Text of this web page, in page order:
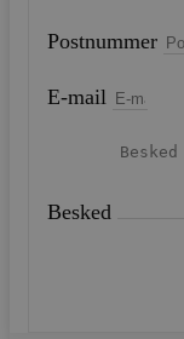
Postnummer
E-mail
Besked